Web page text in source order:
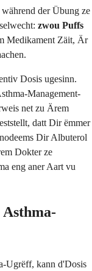
der Übung ze
zwou Puffs
Medikament Zäit, Är
Dosis ugesinn.
Management-
net zu Ärem
datt Dir ëmmer
Dir Albuterol
Dokter ze
eng aner Aart vu
Asthma-
Ugrëff, kann d'Dosis